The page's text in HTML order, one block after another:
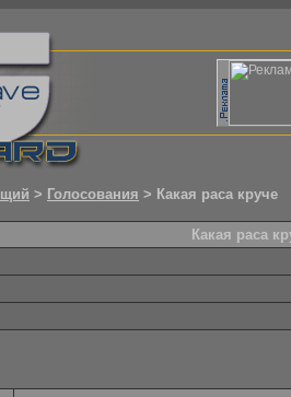
> Голосования > Какая раса круче
Какая раса